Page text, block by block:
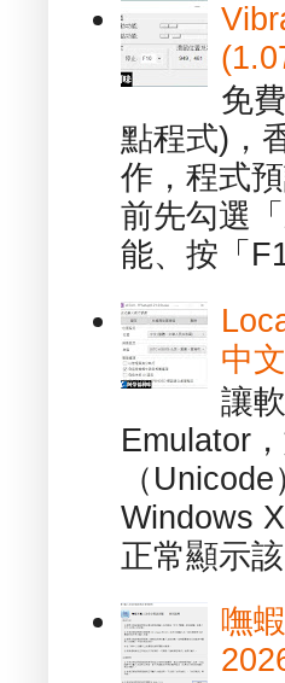
免
點程式)，
作，程式
前先勾選
能、按「
中
讓
Emulator
（
Windows
正常顯示
嘸